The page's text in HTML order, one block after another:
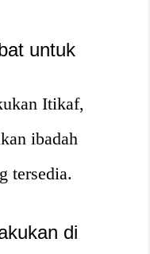
untuk
Itikaf,
ibadah
tersedia.
di